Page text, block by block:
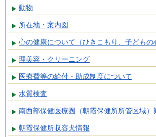
動物
所在地・案内図
心の健康について（ひきこもり、子どもの
理美容・クリーニング
医療費等の給付・助成制度について
水質検査
南西部保健医療圏（朝霞保健所所管区域
朝霞保健所収容犬情報